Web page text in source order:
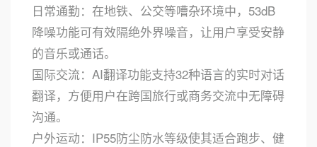
日常通勤：在地铁、公交等嘈杂环境中，53dB
降噪功能可有效隔绝外界噪音，让用户享受安静
的音乐或通话。
国际交流：AI翻译功能支持32种语言的实时对话
翻译，方便用户在跨国旅行或商务交流中无障碍
沟通。
户外运动：IP55防尘防水等级使其适合跑步、健